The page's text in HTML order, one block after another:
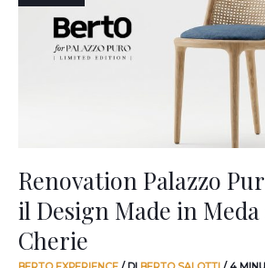
Renovation Palazzo
il Design Made in Meda
Cherie
Design